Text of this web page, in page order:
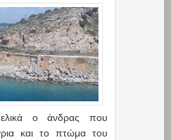
ο άνδρας που
και το πτώμα του